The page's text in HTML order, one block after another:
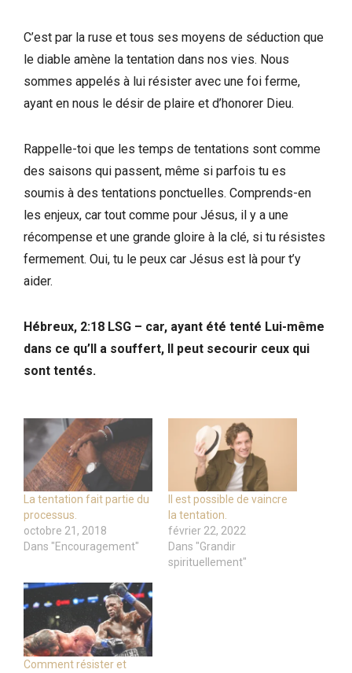
C’est par la ruse et tous ses moyens de séduction que
le diable amène la tentation dans nos vies. Nous
sommes appelés à lui résister avec une foi ferme,
ayant en nous le désir de plaire et d’honorer Dieu.
Rappelle-toi que les temps de tentations sont comme
des saisons qui passent, même si parfois tu es
soumis à des tentations ponctuelles. Comprends-en
les enjeux, car tout comme pour Jésus, il y a une
récompense et une grande gloire à la clé, si tu résistes
fermement. Oui, tu le peux car Jésus est là pour t’y
aider.
Hébreux, 2:18 LSG – car, ayant été tenté Lui-même
dans ce qu’Il a souffert, Il peut secourir ceux qui
sont tentés.
La tentation fait partie du
processus.
octobre 21, 2018
Dans "Encouragement"
Il est possible de vaincre
la tentation.
février 22, 2022
Dans "Grandir
spirituellement"
Comment résister et